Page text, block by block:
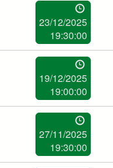
23/12/2025
19:30:00
19/12/2025
19:00:00
27/11/2025
19:30:00